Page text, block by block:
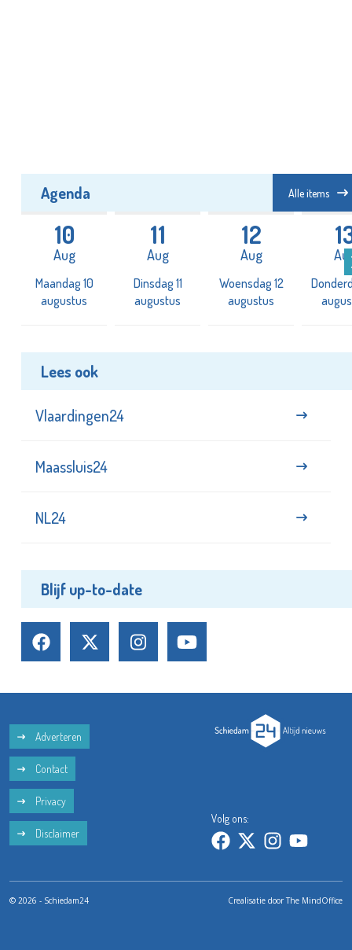
Agenda Alle items
10
Aug
Maandag 10
augustus
11
Aug
Dinsdag 11
augustus
12
Aug
Woensdag 12
augustus
Lees ook
Vlaardingen24
Maassluis24
NL24
Blijf up-to-date
Adverteren
Contact
Privacy
Disclaimer
Volg ons:
© 2026 - Schiedam24 Crealisatie doorThe MindOffice